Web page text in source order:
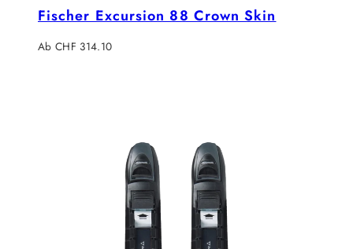
Fischer Excursion 88 Crown Skin
Regulärer
Ab CHF 314.10